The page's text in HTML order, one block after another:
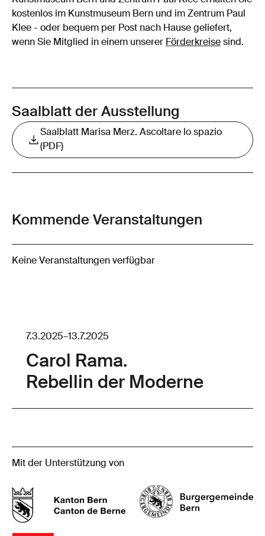
kostenlos im Kunstmuseum Bern und im Zentrum Paul
Klee - oder bequem per Post nach Hause geliefert,
wenn Sie Mitglied in einem unserer Förderkreise sind.
Saalblatt der Ausstellung
Saalblatt Marisa Merz. Ascoltare lo spazio
(PDF)
Kommende Veranstaltungen
Keine Veranstaltungen verfügbar
7.3.2025–13.7.2025
Carol Rama.
Rebellin der Moderne
Mit der Unterstützung von